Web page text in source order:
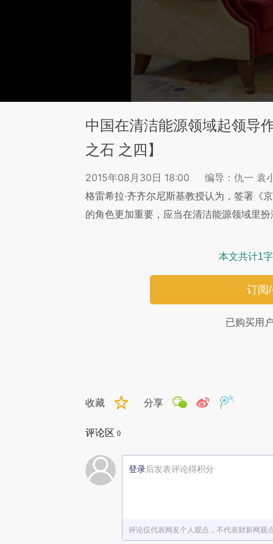
中国在清洁能源领域起领导
之石 之四】
2015年08月30日 18:00
编导：仇一 袁
格雷希拉·齐齐尔尼斯基教授认为，签署《
的角色更加重要，应当在清洁能源领域里
本文共计1
订阅
已购买用
收藏 分享
评论区 0
登录后发表评论得积分
评论仅代表网友个人观点，不代表财新网观